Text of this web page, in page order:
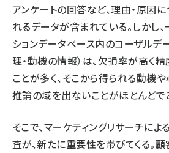
アンケートの回答など、理由・原因
れるデータが含まれている。しかし
ションデータベース内のコーザルデ
理・動機の情報）は、欠損率が高く
ことが多く、そこから得られる動機
推論の域を出ないことがほとんどで
そこで、マーケティングリサーチによ
査が、新たに重要性を帯びてくる。